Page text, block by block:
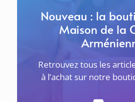
Nouveau : la
Maison de la
Retrouvez tous les
à l’achat sur notre